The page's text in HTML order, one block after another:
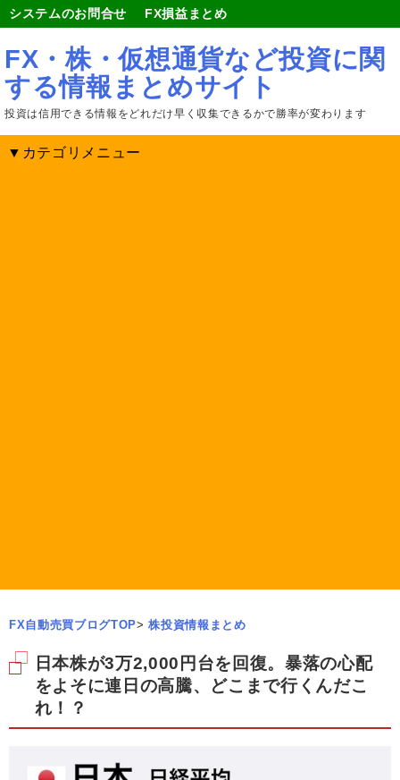
システムのお問合せ FX損益まとめ
FX・株・仮想通貨など投資に関
する情報まとめサイト
投資は信用できる情報をどれだけ早く収集できるかで勝率が変わります
▼カテゴリメニュー
FX自動売買ブログTOP> 株投資情報まとめ
日本株が3万2,000円台を回復。暴落の心配
をよそに連日の高騰、どこまで行くんだこ
れ！？